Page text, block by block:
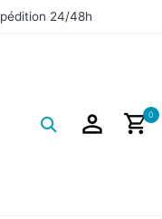
24/48h
0